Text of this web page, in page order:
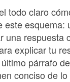
todo claro
este esquema:
una respuesta
explicar tu
párrafo
conciso de